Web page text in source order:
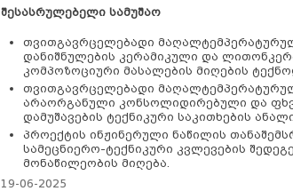
შესასრულებელი სამუშაო
თვითგავრცელებადი
დანიშნულების კერამიკული და
კომპოზოციური მასალების მიღების
თვითგავრცელებადი
არაორგანული კონსოლიდირებული და
დამუშავების ტექნიკური საკითხების
პროექტის ინჟინერული ნაწილის
სამეცნიერო-ტექნიკური კვლევების
მონაწილეობის მიღება.
19-06-2025